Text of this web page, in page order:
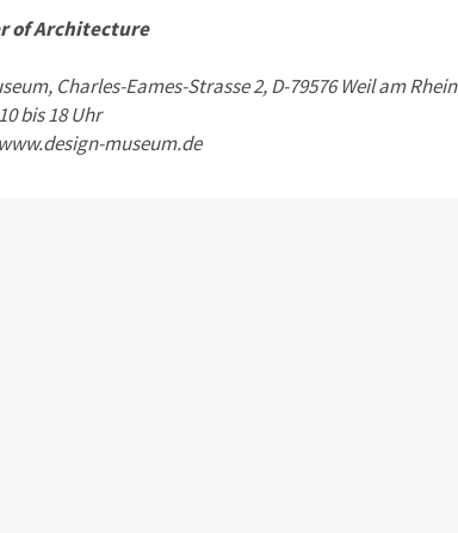
of Architecture
Charles-Eames-Strasse 2, D-79576 Weil am Rhein
bis 18 Uhr
museum.de